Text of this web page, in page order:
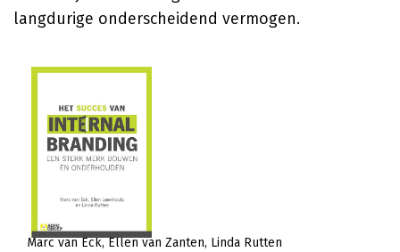
langdurige onderscheidend vermogen.
Marc van Eck Ellen van Zanten Linda Rutten